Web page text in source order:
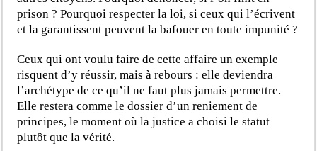
prison ? Pourquoi respecter la loi, si ceux qui l’écrivent
et la garantissent peuvent la bafouer en toute impunité ?
Ceux qui ont voulu faire de cette affaire un exemple
risquent d’y réussir, mais à rebours : elle deviendra
l’archétype de ce qu’il ne faut plus jamais permettre.
Elle restera comme le dossier d’un reniement de
principes, le moment où la justice a choisi le statut
plutôt que la vérité.